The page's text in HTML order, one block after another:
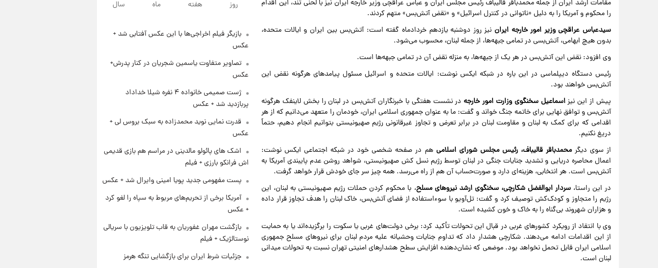
مقامات ارشد ایران از جمله محمدباقر قالیباف رئیس مجلس ایران و عباس عراقچی وزیر خارجه ایران نیز با لحنی تند، این اقدام
را محکوم و آمریکا را به دلیل «ناتوانی در کنترل اسرائیل» و «نقض آتش‌بس» متهم کردند.
سیدعباس عراقچی وزیر امور خارجه ایران نیز روز دوشنبه یازدهم خردادماه گفته است: آتش‌بس بین ایران و ایالات متحده،
بدون هیچ ابهامی، آتش‌بسی در تمامی جبهه‌ها، از جمله لبنان، محسوب می‌شود.
وی افزود: نقض این آتش‌بس در هر یک از جبهه‌ها، به منزله نقض آن در تمامی جبهه‌ها است.
رئیس دستگاه دیپلماسی در این باره در شبکه ایکس نوشت: ایالات متحده و اسرائیل مسئول پیامد‌های هرگونه نقض این
آتش‌بس خواهند بود.
پیش از این نیزاسماعیل سخنگوی وزارت امور خارجهدر نشست هفتگی با خبرنگاران آتش‌بس در لبنان را بخش لاینفک هرگونه
آتش‌بس و توافق نهایی برای خاتمه جنگ خواند و گفت: ما به عنوان جمهوری اسلامی ایران، خودمان را متعهد می‌دانیم که از هر
اقدامی که برای کمک به لبنان و مقاومت لبنان در برابر تعرض و تجاوز غیرقانونی رژیم صهیونیستی بتوانیم انجام دهیم، حتماً
دریغ نکنیم.
از سوی دیگرمحمدباقر قالیباف، رئیس مجلس شورای اسلامی هم در صفحه شخصی خود در شبکه اجتماعی ایکس نوشت:
اعمال محاصره دریایی و تشدید جنایات جنگی در لبنان توسط رژیم نسل کش صهیونیستی، شواهد روشن عدم پایبندی آمریکا به
آتش‌بس است. هر انتخابی، هزینه‌ای دارد و صورت‌حساب آن هم از راه می‌رسد. همه چیز سر جای خودش قرار خواهد گرفت.
در این راستا،سردار ابوالفضل شکارچی، سخنگوی ارشد نیرو‌های مسلح، با محکوم کردن حملات رژیم صهیونیستی به لبنان، این
رژیم را متجاوز و کودک‌کش توصیف کرد و گفت: تل‌آویو با سوءاستفاده از فضای آتش‌بس، خاک لبنان را هدف تجاوز قرار داده
و هزاران شهروند بی‌گناه را به خاک و خون کشیده است.
وی با انتقاد از رویکرد کشور‌های غربی در قبال این تحولات تأکید کرد: برخی دولت‌های غربی یا سکوت را برگزیده‌اند یا به حمایت
از این اقدامات ادامه می‌دهند. شکارچی هشدار داد که تداوم جنایات وحشیانه علیه مردم لبنان برای نیرو‌های مسلح جمهوری
اسلامی ایران قابل تحمل نخواهد بود. موضعی که نشان‌دهنده افزایش سطح هشدار‌های امنیتی تهران نسبت به تحولات میدانی
لبنان است.
۱ روز پیش
پرداخت و زمان تحویل | سود
مشخص شد
تمام شد + عکس / خداحافظی
صمیمانه آبی ها با رامین!
روز هفته ماه سال
بازیگر فیلم اخراجی‌ها با این عکس آفتابی شد +
عکس
تصاویر متفاوت یاسمین شجریان در کنار پدرش+
عکس
ژست صمیمی خانواده ۴ نفره شیلا خداداد
پربازدید شد + عکس
قدرت نمایی نوید محمدزاده به سبک بروس لی +
عکس
اشک های پائولو مالدینی در مراسم هم بازی قدیمی
اش فرانکو بارزی + فیلم
پست مفهومی جدید پویا امینی وایرال شد + عکس
آمریکا برخی از تحریم‌های مربوط به سپاه را لغو کرد
+ عکس
بازگشت مهران غفوریان به قاب تلویزیون با سریالی
نوستالژیک + فیلم
جزئیات شرط ایران برای بازگشایی تنگه هرمز